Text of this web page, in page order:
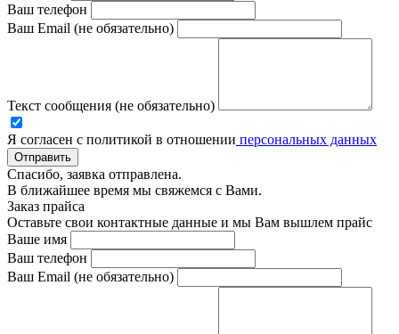
Ваш телефон
Ваш Email (не обязательно)
Текст сообщения (не обязательно)
Я согласен с политикой в отношении персональных данных
Отправить
Спасибо, заявка отправлена.
В ближайшее время мы свяжемся с Вами.
Заказ прайса
Оставьте свои контактные данные и мы Вам вышлем прайс
Ваше имя
Ваш телефон
Ваш Email (не обязательно)